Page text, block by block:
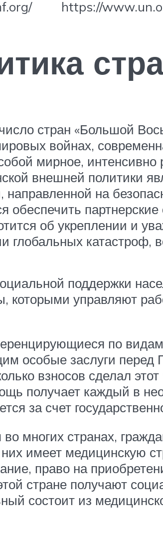
https://
стран «Большой
войнах,
мирное,
внешней политики
на
обеспечить
об укреплении и
глобальных катастроф,
поддержки
которыми управляют
по видам
заслуги перед
взносов сделал
получает каждый в
за счет
многих странах,
имеет медицинскую
право на
стране получают
состоит из